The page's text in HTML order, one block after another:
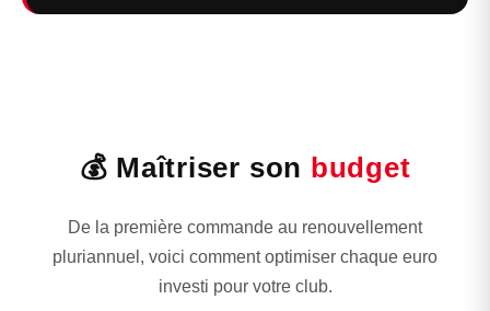
💰 Maîtriser son budget
De la première commande au renouvellement
pluriannuel, voici comment optimiser chaque euro
investi pour votre club.